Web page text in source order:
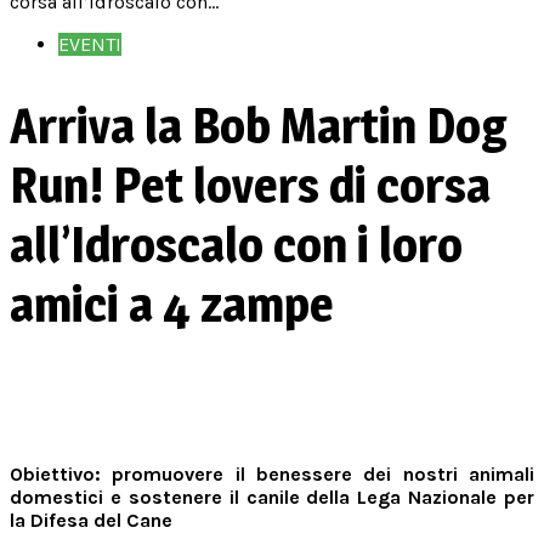
EVENTI
Arriva la Bob Martin Dog
Run! Pet lovers di corsa
all’Idroscalo con i loro
amici a 4 zampe
Obiettivo: promuovere il benessere dei nostri animali
domestici e sostenere il canile della Lega Nazionale per
la Difesa del Cane